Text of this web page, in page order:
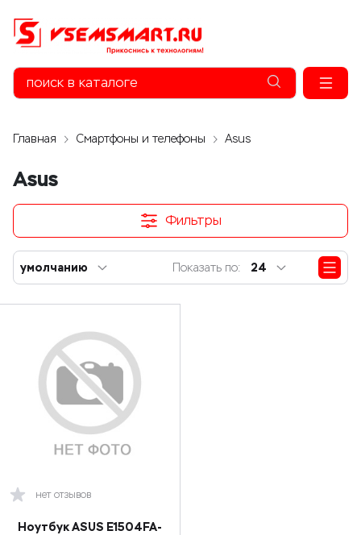
Главная Смартфоны и телефоны Asus
Asus
Фильтры
умолчанию Показать по: 24
нет отзывов
Ноутбук ASUS E1504FA-